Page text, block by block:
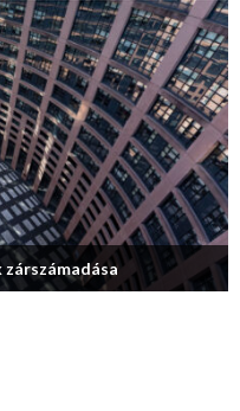
zárszámadása